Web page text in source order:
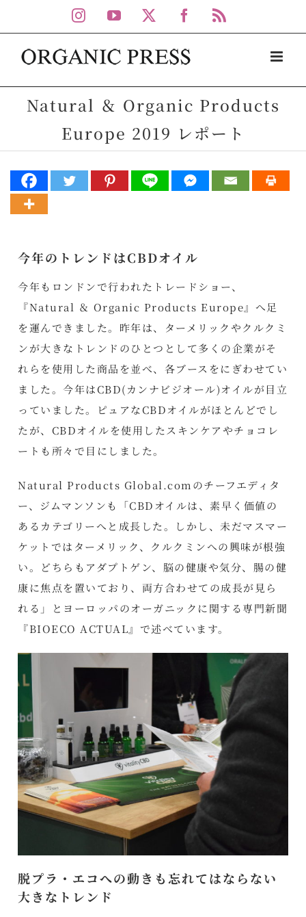
to
content
Instagram
YouTube Facebook
Natural ＆ Organic Products
Europe 2019 レポート
今年のトレンドはCBDオイル
今年もロンドンで行われたトレードショー、
『Natural ＆ Organic Products Europe』へ足
を運んできました。昨年は、ターメリックやクルクミ
ンが大きなトレンドのひとつとして多くの企業がそ
れらを使用した商品を並べ、各ブースをにぎわせてい
ました。今年はCBD(カンナビジオール)オイルが目立
っていました。ピュアなCBDオイルがほとんどでし
たが、CBDオイルを使用したスキンケアやチョコレ
ートも所々で目にしました。
Natural Products Global.comのチーフエディタ
ー、ジムマンソンも「CBDオイルは、素早く価値の
あるカテゴリーへと成長した。しかし、未だマスマー
ケットではターメリック、クルクミンへの興味が根強
い。どちらもアダプトゲン、脳の健康や気分、腸の健
康に焦点を置いており、両方合わせての成長が見ら
れる」とヨーロッパのオーガニックに関する専門新聞
『BIOECO ACTUAL』で述べています。
脱プラ・エコへの動きも忘れてはならない
大きなトレンド